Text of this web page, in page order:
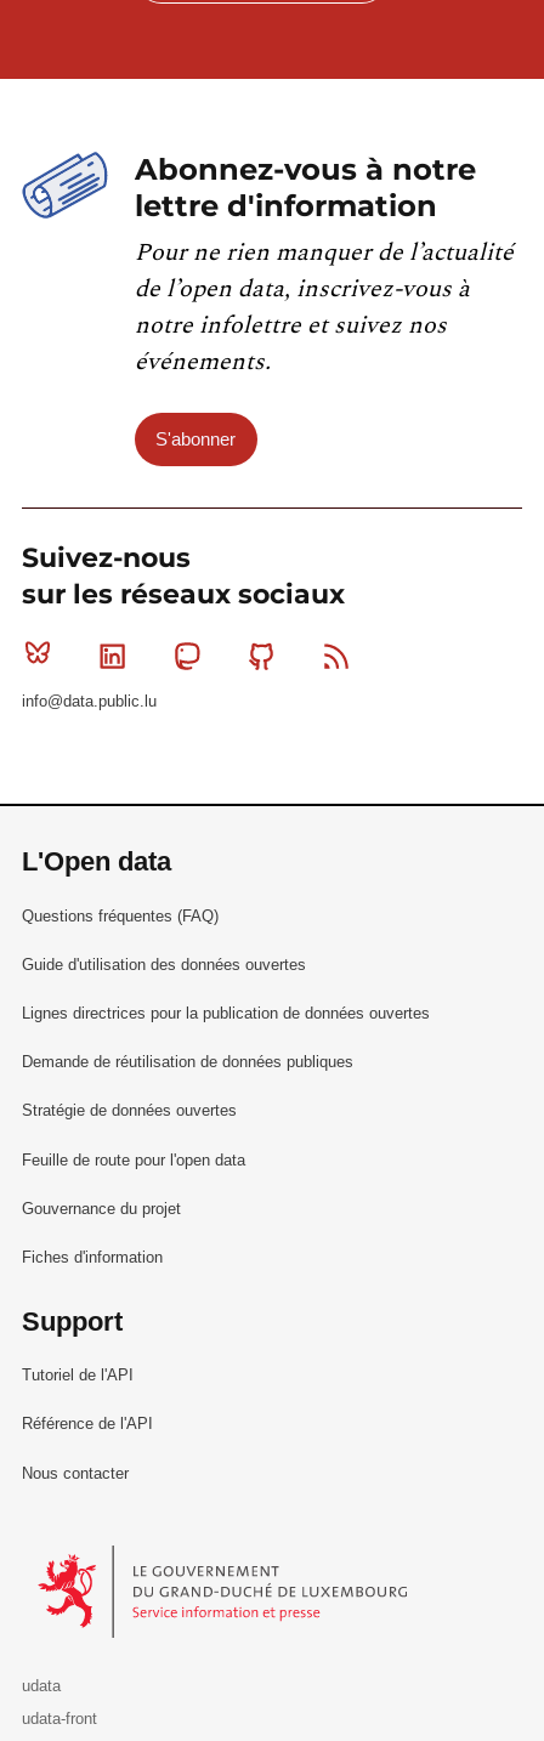
Abonnez-vous à notre
lettre d'information
Pour ne rien manquer de l’actualité
de l’open data, inscrivez-vous à
notre infolettre et suivez nos
événements.
S'abonner
Suivez-nous
sur les réseaux sociaux
Bluesky Linkedin MastodonGithub
info@data.public.lu
L'Open data
Questions fréquentes (FAQ)
Guide d'utilisation des données ouvertes
Lignes directrices pour la publication de données ouvertes
Demande de réutilisation de données publiques
Stratégie de données ouvertes
Feuille de route pour l'open data
Gouvernance du projet
Fiches d'information
Support
Tutoriel de l'API
Référence de l'API
Nous contacter
Le Gouvernement du Grand-Duché de Luxembourg - Service
udata
udata-front